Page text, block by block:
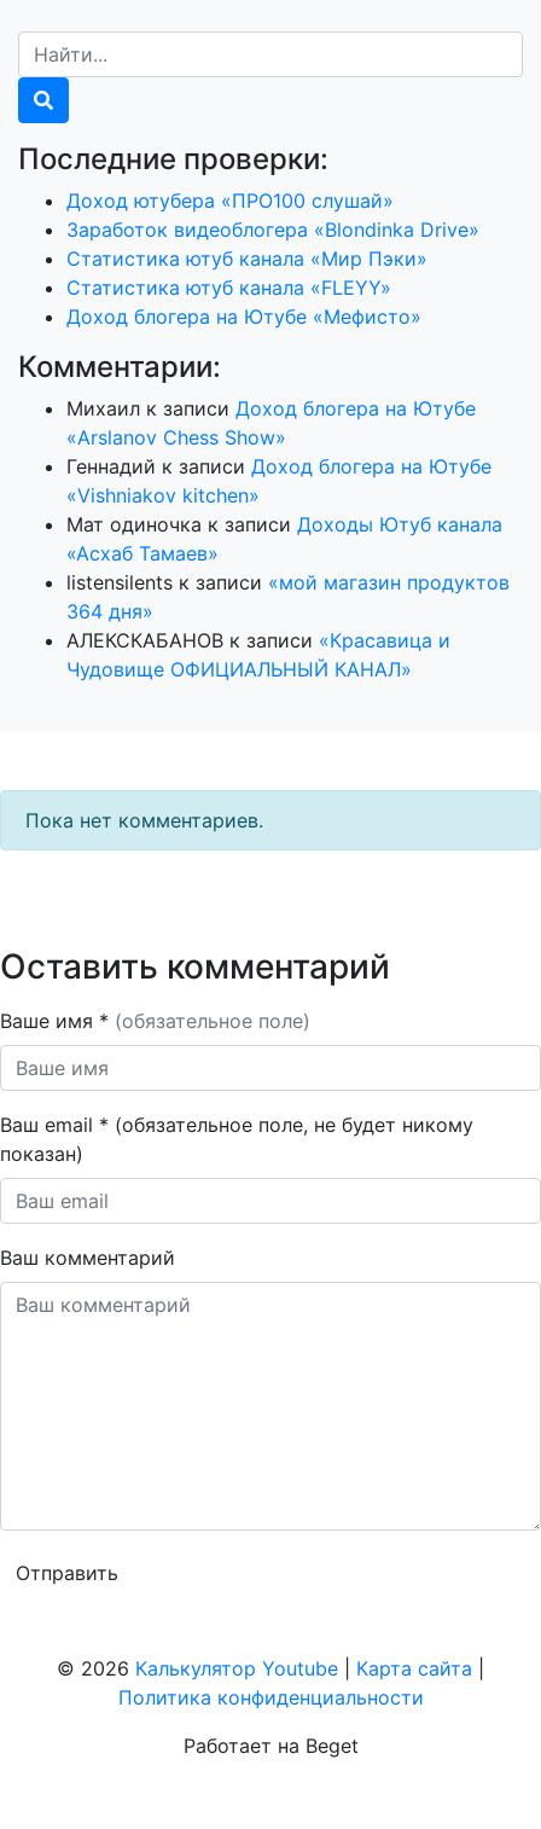
Последние проверки:
Доход ютубера «ПРО100 слушай»
Заработок видеоблогера «Blondinka Drive»
Статистика ютуб канала «Мир Пэки»
Статистика ютуб канала «FLEYY»
Доход блогера на Ютубе «Мефисто»
Комментарии:
Михаил к записи Доход блогера на Ютубе
«Arslanov Chess Show»
Геннадий к записи Доход блогера на Ютубе
«Vishniakov kitchen»
Мат одиночка к записи Доходы Ютуб канала
«Асхаб Тамаев»
listensilents к записи «мой магазин продуктов
364 дня»
АЛЕКСКАБАНОВ к записи «Красавица и
Чудовище ОФИЦИАЛЬНЫЙ КАНАЛ»
Пока нет комментариев.
Оставить комментарий
Ваше имя * (обязательное поле)
Ваш email * (обязательное поле, не будет никому
показан)
Ваш комментарий
© 2026 Калькулятор Youtube Карта сайта
Политика конфиденциальности
Работает на Beget